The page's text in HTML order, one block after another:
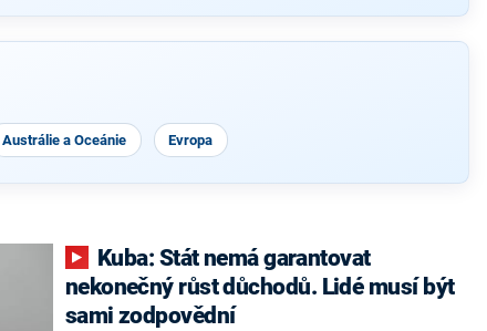
Austrálie a Oceánie Evropa
nekonečný růst důchodů. Lidé musí být
sami zodpovědní